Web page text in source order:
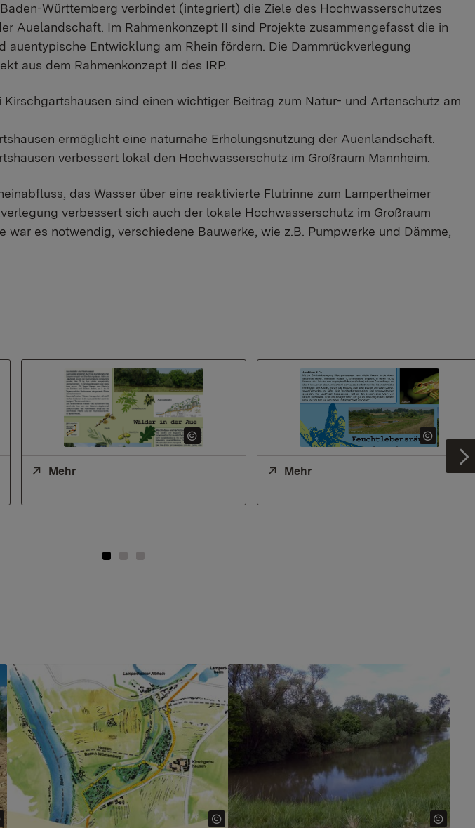
Baden-Württemberg verbindet (integriert) die Ziele des Hochwasserschutzes
Auelandschaft. Im Rahmenkonzept II sind Projekte zusammengefasst die in
auentypische Entwicklung am Rhein fördern. Die Dammrückverlegung
aus dem Rahmenkonzept II des IRP.
sind einen wichtiger Beitrag zum Natur- und Artenschutz am
ermöglicht eine naturnahe Erholungsnutzung der Auenlandschaft.
verbessert lokal den Hochwasserschutz im Großraum Mannheim.
das Wasser über eine reaktivierte Flutrinne zum Lampertheimer
verbessert sich auch der lokale Hochwasserschutz im Großraum
war es notwendig, verschiedene Bauwerke, wie z.B. Pumpwerke und Dämme,
Mehr Mehr
Show larger version Show larger version